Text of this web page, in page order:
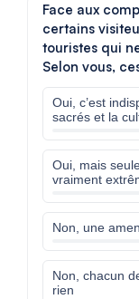
Face aux
certains
touristes qui
Selon vous,
Oui, c’est
sacrés et la
Oui, mais
vraiment
Non, une
Non, chacun
rien